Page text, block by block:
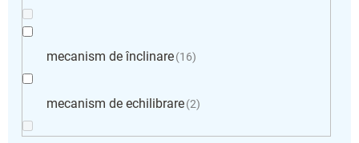
mecanism de înclinare 16
mecanism de echilibrare 2